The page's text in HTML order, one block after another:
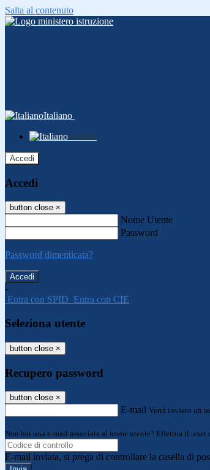
Salta al contenuto
Italiano
Italiano
Accedi
Accedi
button close ×
Nome Utente
Password
Password dimenticata?
-
Entra con SPID Entra con CIE
Seleziona utente
button close ×
Recupero password
button close ×
E-mail Verrà inviato un
Non hai una e-mail associata al nome utente? Effettua il reset
E-mail inviata, si prega di controllare la casella di